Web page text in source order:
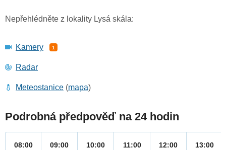
Nepřehlédněte z lokality Lysá skála:
Kamery 1
Radar
Meteostanice (mapa)
Podrobná předpověď na 24 hodin
08:00 09:00 10:00 11:00 12:00 13:00